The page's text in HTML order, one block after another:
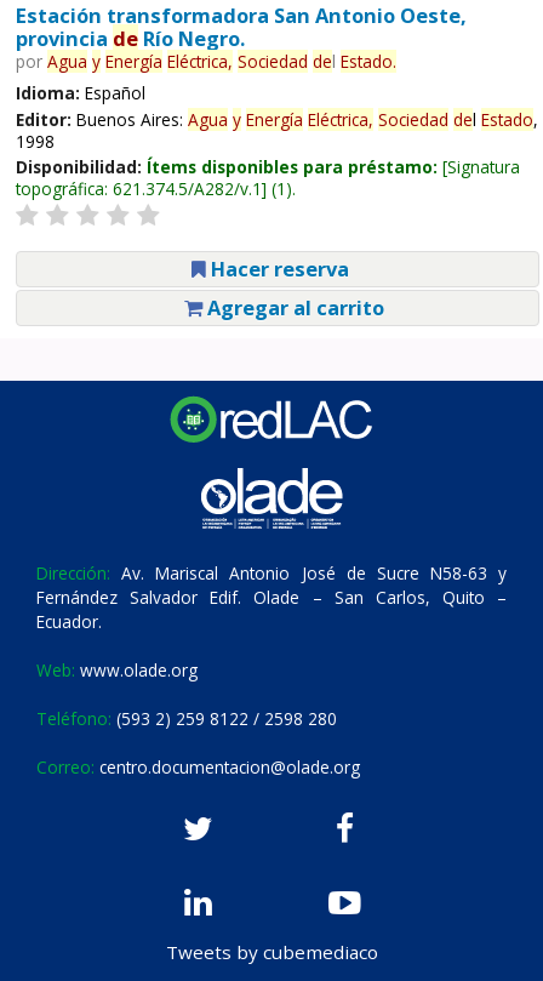
Estación transformadora San Antonio Oeste,
provincia deRío Negro.
por Agua y Energía Eléctrica, Sociedad del Estado.
Idioma: Español
Editor: Buenos Aires: Agua y Energía Eléctrica, Sociedad del Estado,
1998
Disponibilidad: Ítems disponibles para préstamo: Signatura
topográfica: 621.374.5/A282/v.1 (1).
Hacer reserva
Agregar al carrito
Dirección: Av. Mariscal Antonio José de Sucre N58-63 y
Fernández Salvador Edif. Olade – San Carlos, Quito –
Ecuador.
Web: www.olade.org
Teléfono: (593 2) 259 8122 / 2598 280
Correo: centro.documentacion@olade.org
Tweets by cubemediaco